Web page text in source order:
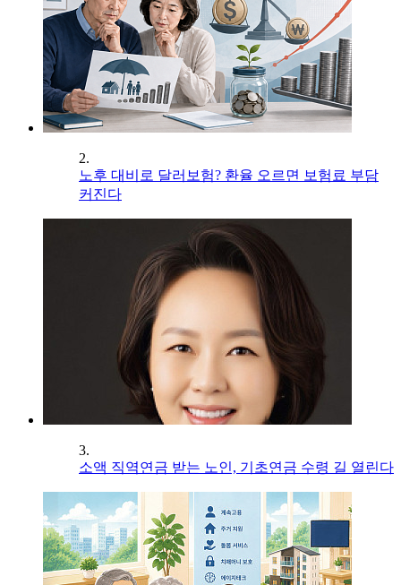
2.
노후 대비로 달러보험? 환율 오르면 보험료 부담
커진다
3.
소액 직역연금 받는 노인, 기초연금 수령 길 열린다